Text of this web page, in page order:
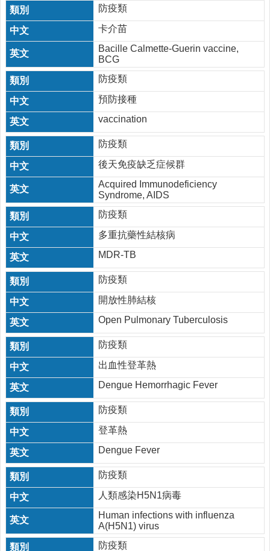
防疫類
卡介苗
Bacille Calmette-Guerin vaccine,
BCG
防疫類
預防接種
vaccination
防疫類
後天免疫缺乏症候群
Acquired Immunodeficiency
Syndrome, AIDS
防疫類
多重抗藥性結核病
MDR-TB
防疫類
開放性肺結核
Open Pulmonary Tuberculosis
防疫類
出血性登革熱
Dengue Hemorrhagic Fever
防疫類
登革熱
Dengue Fever
防疫類
人類感染H5N1病毒
Human infections with influenza
A(H5N1) virus
防疫類